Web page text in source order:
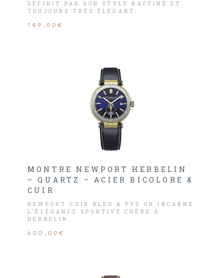
DÉFINIT PAR SON STYLE RAFFINÉ ET
TOUJOURS TRÈS ÉLÉGANT.
149,00€
MONTRE NEWPORT HERBELIN
– QUARTZ – ACIER BICOLORE &
CUIR
NEWPORT CUIR BLEU & PVD OR INCARNE
L’ÉLÉGANCE SPORTIVE CHÈRE À
HERBELIN.
600,00€